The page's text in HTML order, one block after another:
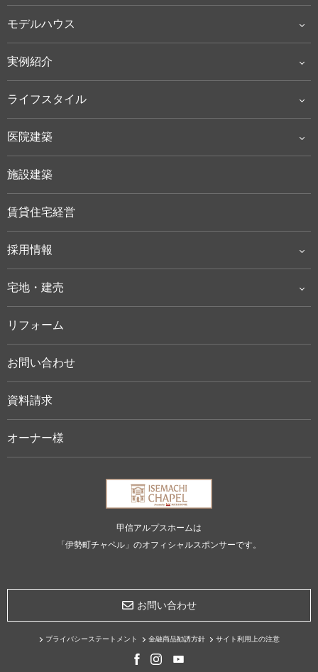
モデルハウス
実例紹介
ライフスタイル
医院建築
施設建築
賃貸住宅経営
採用情報
宅地・建売
リフォーム
お問い合わせ
資料請求
オーナー様
甲信アルプスホームは
「伊勢町チャペル」のオフィシャルスポンサーです。
お問い合わせ
プライバシーステートメント 金融商品勧誘方針 サイト利用上の注意